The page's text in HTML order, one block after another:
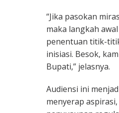
“Jika pasokan
maka langkah
penentuan titik-
inisiasi. Besok,
Bupati,” jelasnya.
Audiensi ini
menyerap